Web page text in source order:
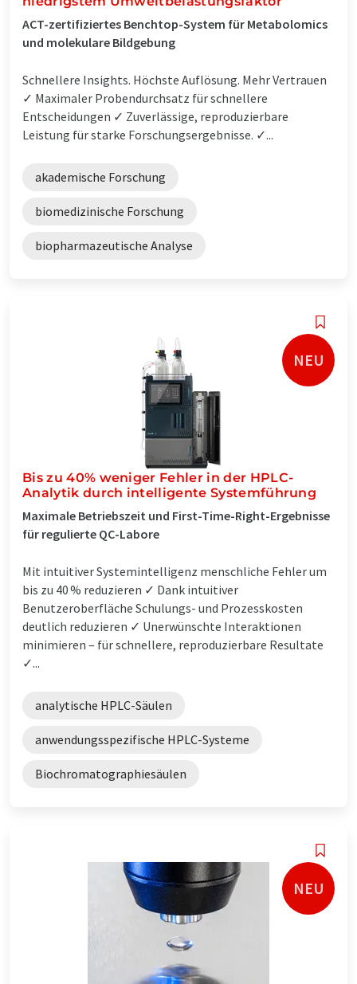
ACT-zertifiziertes Benchtop-System für Metabolomics
und molekulare Bildgebung
Schnellere Insights. Höchste Auflösung. Mehr Vertrauen
✓ Maximaler Probendurchsatz für schnellere
Entscheidungen ✓ Zuverlässige, reproduzierbare
Leistung für starke Forschungsergebnisse. ✓...
akademische Forschung
biomedizinische Forschung
biopharmazeutische Analyse
NEU
Bis zu 40% weniger Fehler in der HPLC-
Analytik durch intelligente Systemführung
Maximale Betriebszeit und First-Time-Right-Ergebnisse
für regulierte QC-Labore
Mit intuitiver Systemintelligenz menschliche Fehler um
bis zu 40 % reduzieren ✓ Dank intuitiver
Benutzeroberfläche Schulungs- und Prozesskosten
deutlich reduzieren ✓ Unerwünschte Interaktionen
minimieren – für schnellere, reproduzierbare Resultate
✓...
analytische HPLC-Säulen
anwendungsspezifische HPLC-Systeme
Biochromatographiesäulen
NEU